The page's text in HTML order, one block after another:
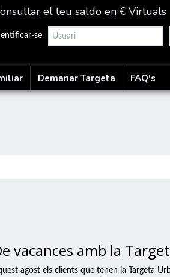
el teu saldo en € Virtuals
se
Demanar Targeta FAQ's
vacances amb la
agost els clients que tenen la Targeta